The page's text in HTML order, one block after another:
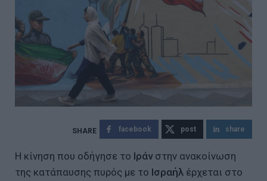
facebook post share
Η κίνηση που οδήγησε το Ιράνστην ανακοίνωση
της κατάπαυσης πυρός με το Ισραήλ έρχεται στο